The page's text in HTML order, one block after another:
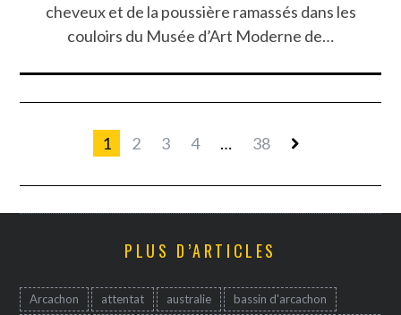
cheveux et de la poussière ramassés dans les
couloirs du Musée d’Art Moderne de…
1 2 3 4 … 38
PLUS D’ARTICLES
Arcachon attentat australie
bassin d'arcachon